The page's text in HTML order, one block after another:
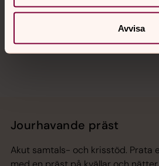
Avvisa
Jourhavande präst
Akut samtals- och krisstöd. Prata